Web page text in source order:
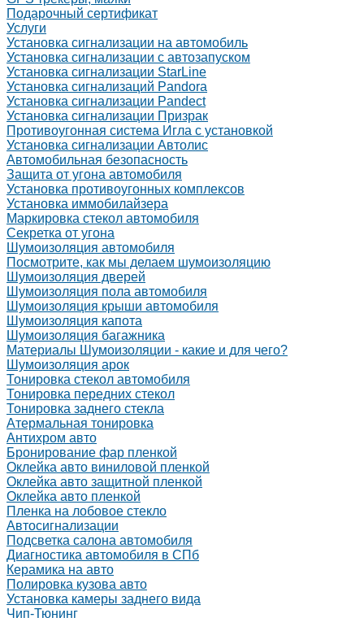
Подарочный сертификат
Услуги
Установка сигнализации на автомобиль
Установка сигнализации с автозапуском
Установка сигнализации StarLine
Установка сигнализаций Pandora
Установка сигнализации Pandect
Установка сигнализации Призрак
Противоугонная система Игла с установкой
Установка сигнализации Автолис
Автомобильная безопасность
Защита от угона автомобиля
Установка противоугонных комплексов
Установка иммобилайзера
Маркировка стекол автомобиля
Секретка от угона
Шумоизоляция автомобиля
Посмотрите, как мы делаем шумоизоляцию
Шумоизоляция дверей
Шумоизоляция пола автомобиля
Шумоизоляция крыши автомобиля
Шумоизоляция капота
Шумоизоляция багажника
Материалы Шумоизоляции - какие и для чего?
Шумоизоляция арок
Тонировка стекол автомобиля
Тонировка передних стекол
Тонировка заднего стекла
Атермальная тонировка
Антихром авто
Бронирование фар пленкой
Оклейка авто виниловой пленкой
Оклейка авто защитной пленкой
Оклейка авто пленкой
Пленка на лобовое стекло
Автосигнализации
Подсветка салона автомобиля
Диагностика автомобиля в СПб
Керамика на авто
Полировка кузова авто
Установка камеры заднего вида
Чип-Тюнинг